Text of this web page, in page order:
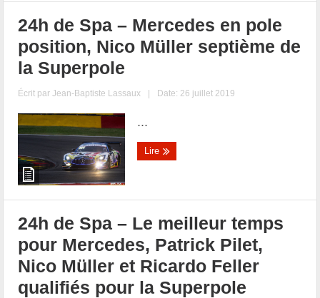
24h de Spa – Mercedes en pole
position, Nico Müller septième de
la Superpole
Écrit parJean-Baptiste Lassaux | Date: 26 juillet 2019
...
Lire
24h de Spa – Le meilleur temps
pour Mercedes, Patrick Pilet,
Nico Müller et Ricardo Feller
qualifiés pour la Superpole